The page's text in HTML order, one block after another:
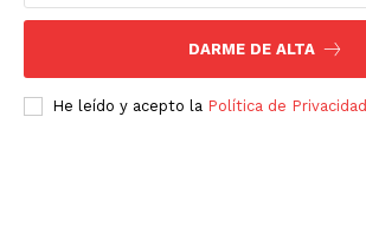
DARME DE ALTA
He leído y acepto la Política de Privacidad